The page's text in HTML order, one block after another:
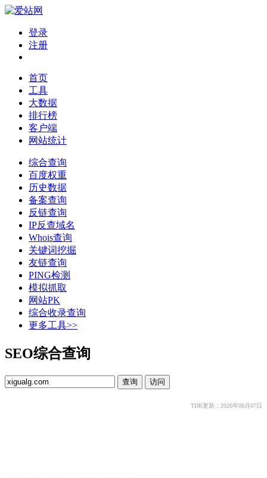
登录
注册
首页
工具
大数据
排行榜
客户端
网站统计
综合查询
百度权重
历史数据
备案查询
反链查询
IP反查域名
Whois查询
关键词挖掘
友链查询
PING检测
模拟抓取
网站PK
综合收录查询
更多工具>>
SEO综合查询
TDK更新：2026年08月07日